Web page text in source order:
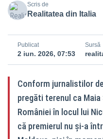
Scris de
Realitatea din Italia
Publicat
2 iun. 2026, 07:53
Sursă
Conform jurnalistilor
pregăti terenul ca
României în locul lui
că premierul nu și-a